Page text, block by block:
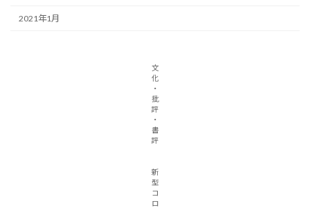
2021年1月
文
化
・
批
評
・
書
評
新
型
コ
ロ